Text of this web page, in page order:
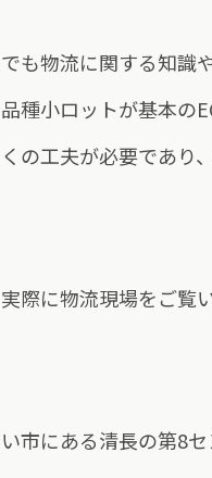
も物流に関する知識
種小ロットが基本の
の工夫が必要であり
際に物流現場をご覧
市にある清長の第8セ